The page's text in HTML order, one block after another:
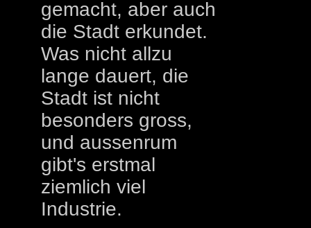
gemacht, aber auch
die Stadt erkundet.
Was nicht allzu
lange dauert, die
Stadt ist nicht
besonders gross,
und aussenrum
gibt's erstmal
ziemlich viel
Industrie.